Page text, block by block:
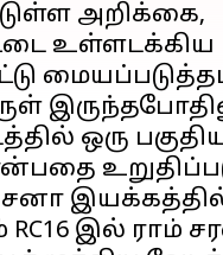
அறிக்கை,
உள்ளடக்கிய
ஒரு
சனா
RC16 இல் ராம்